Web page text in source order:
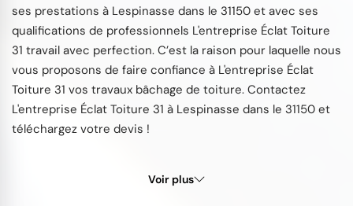
ses prestations à Lespinasse dans le 31150 et avec ses
qualifications de professionnels L'entreprise Éclat Toiture
31 travail avec perfection. C’est la raison pour laquelle nous
vous proposons de faire confiance à L'entreprise Éclat
Toiture 31 vos travaux bâchage de toiture. Contactez
L'entreprise Éclat Toiture 31 à Lespinasse dans le 31150 et
téléchargez votre devis !
Voir plus